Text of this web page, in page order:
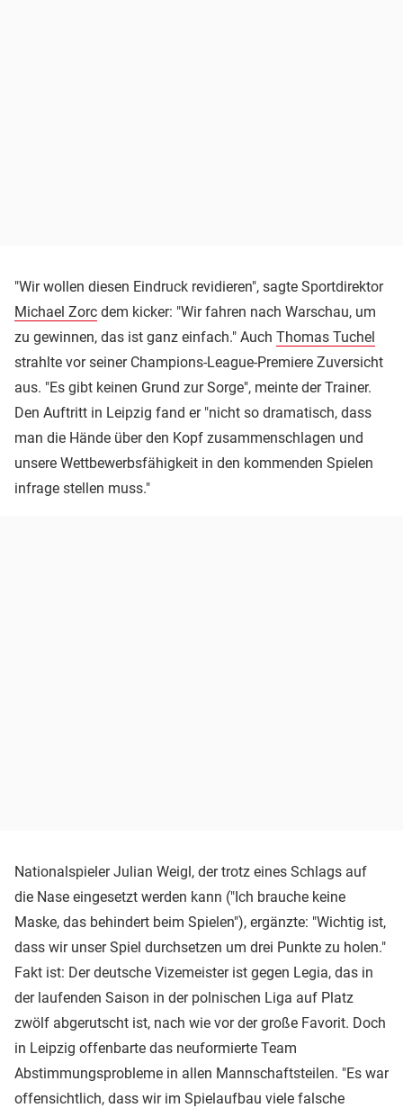
"Wir wollen diesen Eindruck revidieren", sagte Sportdirektor
Michael Zorc dem kicker: "Wir fahren nach Warschau, um
zu gewinnen, das ist ganz einfach." Auch Thomas Tuchel
strahlte vor seiner Champions-League-Premiere Zuversicht
aus. "Es gibt keinen Grund zur Sorge", meinte der Trainer.
Den Auftritt in Leipzig fand er "nicht so dramatisch, dass
man die Hände über den Kopf zusammenschlagen und
unsere Wettbewerbsfähigkeit in den kommenden Spielen
infrage stellen muss."
Nationalspieler Julian Weigl, der trotz eines Schlags auf
die Nase eingesetzt werden kann ("Ich brauche keine
Maske, das behindert beim Spielen"), ergänzte: "Wichtig ist,
dass wir unser Spiel durchsetzen um drei Punkte zu holen."
Fakt ist: Der deutsche Vizemeister ist gegen Legia, das in
der laufenden Saison in der polnischen Liga auf Platz
zwölf abgerutscht ist, nach wie vor der große Favorit. Doch
in Leipzig offenbarte das neuformierte Team
Abstimmungsprobleme in allen Mannschaftsteilen. "Es war
offensichtlich, dass wir im Spielaufbau viele falsche